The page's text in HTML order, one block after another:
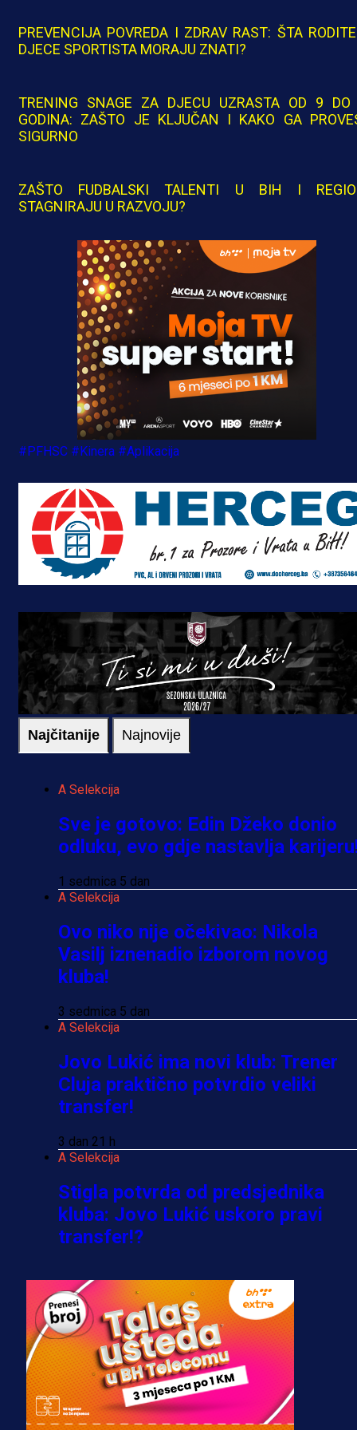
PREVENCIJA POVREDA I ZDRAV RAST: ŠTA
DJECE SPORTISTA MORAJU ZNATI?
TRENING SNAGE ZA DJECU UZRASTA OD 9
GODINA: ZAŠTO JE KLJUČAN I KAKO GA
SIGURNO
ZAŠTO FUDBALSKI TALENTI U BIH I
STAGNIRAJU U RAZVOJU?
#PFHSC #Kinera #Aplikacija
Najčitanije Najnovije
A Selekcija
Sve je gotovo: Edin Džeko donio
odluku, evo gdje nastavlja
1 sedmica 5 dan
A Selekcija
Ovo niko nije očekivao: Nikola
Vasilj iznenadio izborom novog
kluba!
3 sedmica 5 dan
A Selekcija
Jovo Lukić ima novi klub: Trener
Cluja praktično potvrdio veliki
transfer!
3 dan 21 h
A Selekcija
Stigla potvrda od predsjednika
kluba: Jovo Lukić uskoro pravi
transfer!?
A Selekcija
Zmajevi dobili veliko pojačanje:
Fudbaler Olympiacosa želi obući
dres BiH!
3 sedmica 4 dan
Premijer liga BiH